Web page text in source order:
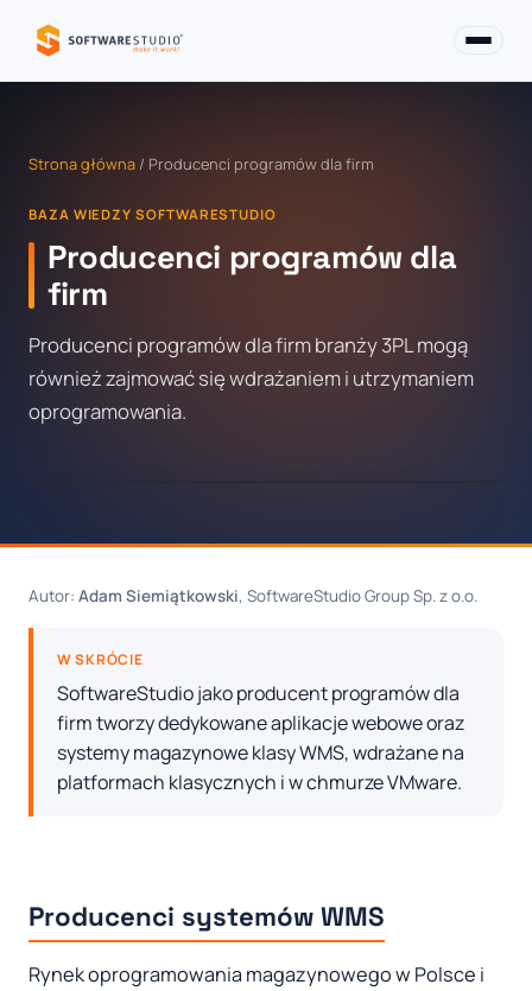
Strona główna / Producenci programów dla firm
BAZA WIEDZY SOFTWARESTUDIO
Producenci programów dla
firm
Producenci programów dla firm branży 3PL mogą
również zajmować się wdrażaniem i utrzymaniem
oprogramowania.
Autor: Adam Siemiątkowski, SoftwareStudio Group Sp. z o.o.
W SKRÓCIE
SoftwareStudio jako producent programów dla
firm tworzy dedykowane aplikacje webowe oraz
systemy magazynowe klasy WMS, wdrażane na
platformach klasycznych i w chmurze VMware.
Producenci systemów WMS
Rynek oprogramowania magazynowego w Polsce i